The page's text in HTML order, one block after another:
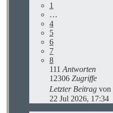
1
…
4
5
6
7
8
111 Antworten
12306 Zugriffe
Letzter Beitrag von
22 Jul 2026, 17:34